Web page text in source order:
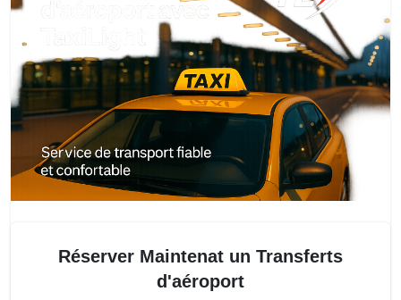
Réserver Maintenat un Transferts
d'aéroport